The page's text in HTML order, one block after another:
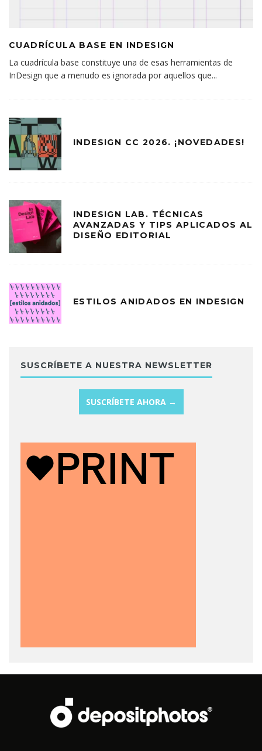
CUADRÍCULA BASE EN INDESIGN
La cuadrícula base constituye una de esas herramientas de
InDesign que a menudo es ignorada por aquellos que...
INDESIGN CC 2026. ¡NOVEDADES!
INDESIGN LAB. TÉCNICAS
AVANZADAS Y TIPS APLICADOS AL
DISEÑO EDITORIAL
ESTILOS ANIDADOS EN INDESIGN
SUSCRÍBETE A NUESTRA NEWSLETTER
SUSCRÍBETE AHORA →